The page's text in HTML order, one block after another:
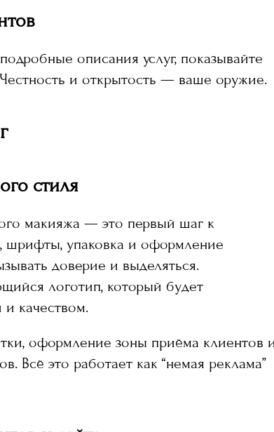
описания услуг, показывайте
и открытость — ваше оружие.
стиля
макияжа — это первый шаг к
шрифты, упаковка и оформление
доверие и выделяться.
логотип, который будет
и качеством.
оформление зоны приёма клиентов
Всё это работает как “немая реклама”